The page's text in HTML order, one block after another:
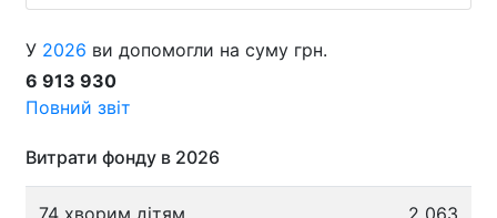
У 2026 ви допомогли на суму грн.
6 913 930
Повний звіт
Витрати фонду в 2026
74 хворим дітям
2 063